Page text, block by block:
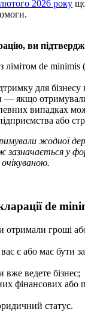
2026 року
ви
лімітом de minimis
для
— якщо
випадках
або
жодної
у
de
отримали гроші
є або має бути
вже ведете бізнес;
фінансових або
статус.